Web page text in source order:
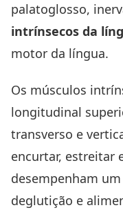
palatoglosso,
intrínsecos da
motor da língua.
Os músculos
longitudinal
transverso e
encurtar, estreitar
desempenham
deglutição e